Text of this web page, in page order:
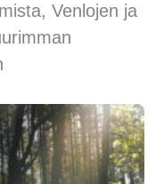
Venlojen ja